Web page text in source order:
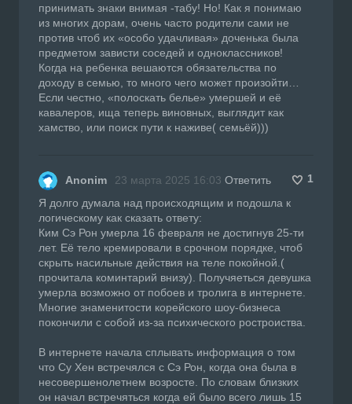
принимать знаки внимая -табу! Но! Как я понимаю
из многих дорам, очень часто родители сами не
против чтоб их «особо удачливая» доченька была
предметом зависти соседей и одноклассников!
Когда на ребенка вешаются обязательства по
доходу в семью, то много чего может произойти…
Если честно, «полоскать белье» умершей и её
кавалеров, ища теперь виновных, выглядит как
хамство, или поиск пути к наживе( семьёй)))
Anonim 23 марта 2025 16:03 Ответить
1
Я долго думала над происходящим и подошла к
логическому как сказать ответу:
Ким Сэ Рон умерла 16 февраля не достигнув 25-ти
лет. Её тело кремировали в срочном порядке, чтоб
скрыть насильные действия на теле покойной.(
прочитала коминтарий внизу). Получяеться девушка
умерла возможно от побоев и тролига в интернете.
Многие знаменитости корейского шоу-бизнеса
покончили с собой из-за психического ростроиства.
В интернете начала сплывать информация о том
что Су Хен встречялся с Сэ Рон, когда она была в
несовершенолетнем возросте. По словам близких
он начал встречяться когда ей было всего лишь 15